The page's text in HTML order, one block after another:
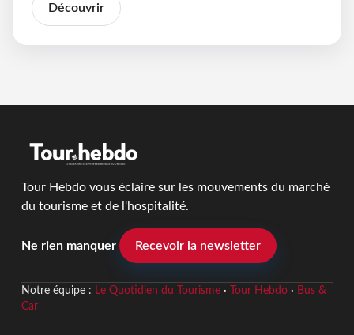
Découvrir
Tour Hebdo vous éclaire sur les mouvements du marché
du tourisme et de l'hospitalité.
Ne rien manquer Recevoir la newsletter
Notre équipe : Le Quotidien du Tourisme· Tour Hebdo· Bus &
Car